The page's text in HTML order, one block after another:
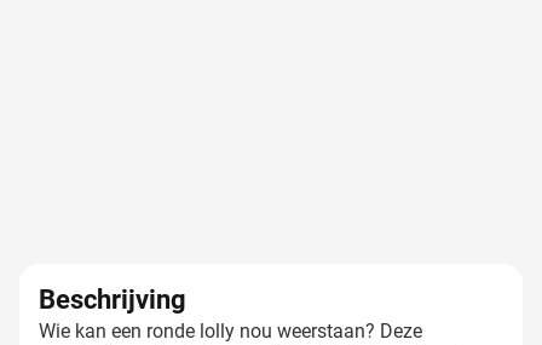
Beschrijving
Wie kan een ronde lolly nou weerstaan? Deze